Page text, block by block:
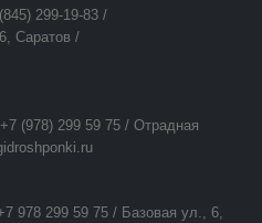
299-19-83 /
Саратов /
(978) 299 59 75 / Отрадная
978 299 59 75 / Базовая ул., 6,